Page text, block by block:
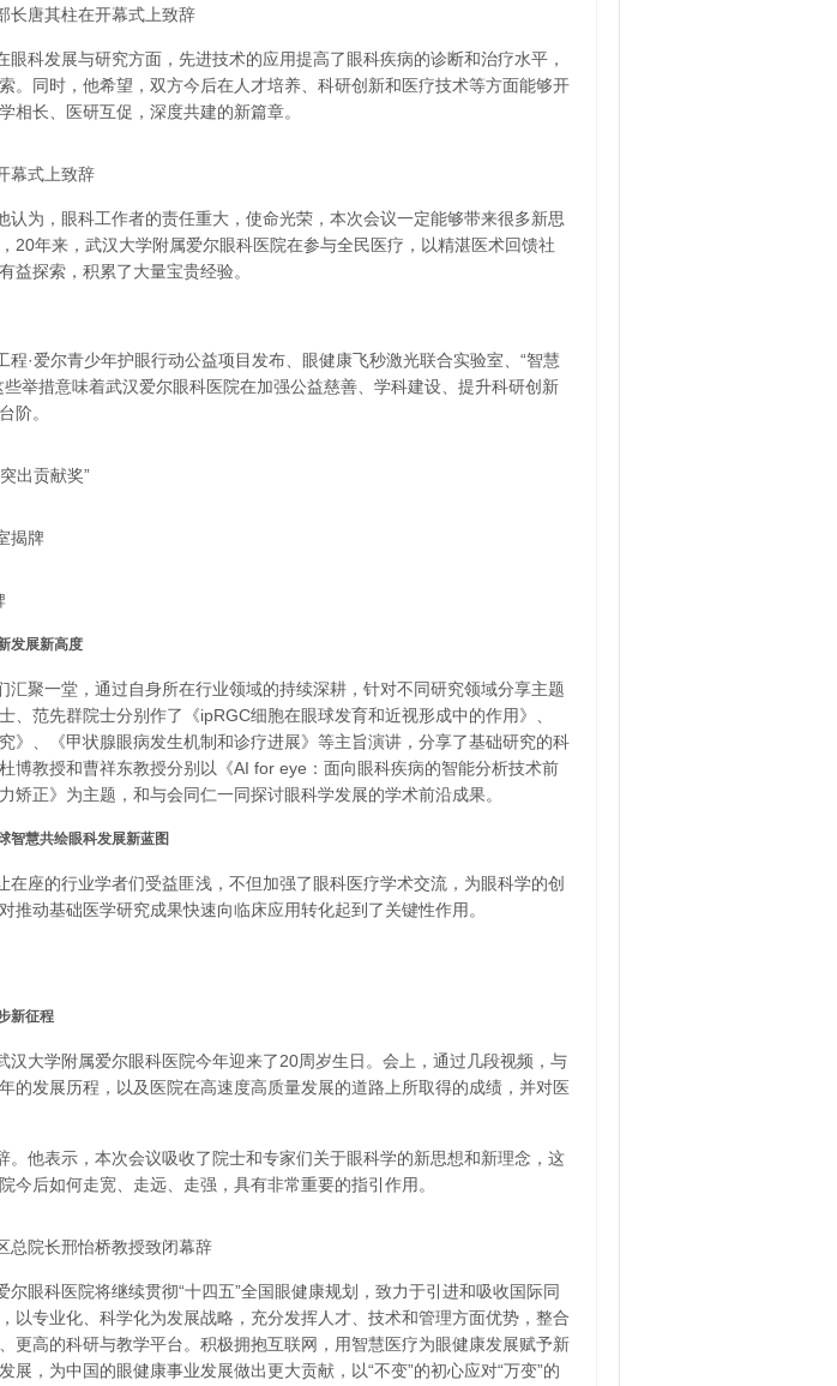
长唐其柱在开幕式上致辞
眼科发展与研究方面，先进技术的应用提高了眼科疾病的诊断和治疗水平，
。同时，他希望，双方今后在人才培养、科研创新和医疗技术等方面能够开
相长、医研互促，深度共建的新篇章。
幕式上致辞
认为，眼科工作者的责任重大，使命光荣，本次会议一定能够带来很多新思
20年来，武汉大学附属爱尔眼科医院在参与全民医疗，以精湛医术回馈社
益探索，积累了大量宝贵经验。
程·爱尔青少年护眼行动公益项目发布、眼健康飞秒激光联合实验室、“智慧
举措意味着武汉爱尔眼科医院在加强公益慈善、学科建设、提升科研创新
阶。
出贡献奖”
揭牌
发展新高度
汇聚一堂，通过自身所在行业领域的持续深耕，针对不同研究领域分享主题
、范先群院士分别作了《ipRGC细胞在眼球发育和近视形成中的作用》、
》、《甲状腺眼病发生机制和诊疗进展》等主旨演讲，分享了基础研究的科
博教授和曹祥东教授分别以《AI for eye：面向眼科疾病的智能分析技术前
矫正》为主题，和与会同仁一同探讨眼科学发展的学术前沿成果。
智慧共绘眼科发展新蓝图
在座的行业学者们受益匪浅，不但加强了眼科医疗学术交流，为眼科学的创
推动基础医学研究成果快速向临床应用转化起到了关键性作用。
新征程
汉大学附属爱尔眼科医院今年迎来了20周岁生日。会上，通过几段视频，与
的发展历程，以及医院在高速度高质量发展的道路上所取得的成绩，并对医
。他表示，本次会议吸收了院士和专家们关于眼科学的新思想和新理念，这
今后如何走宽、走远、走强，具有非常重要的指引作用。
总院长邢怡桥教授致闭幕辞
尔眼科医院将继续贯彻“十四五”全国眼健康规划，致力于引进和吸收国际同
以专业化、科学化为发展战略，充分发挥人才、技术和管理方面优势，整合
更高的科研与教学平台。积极拥抱互联网，用智慧医疗为眼健康发展赋予新
展，为中国的眼健康事业发展做出更大贡献，以“不变”的初心应对“万变”的